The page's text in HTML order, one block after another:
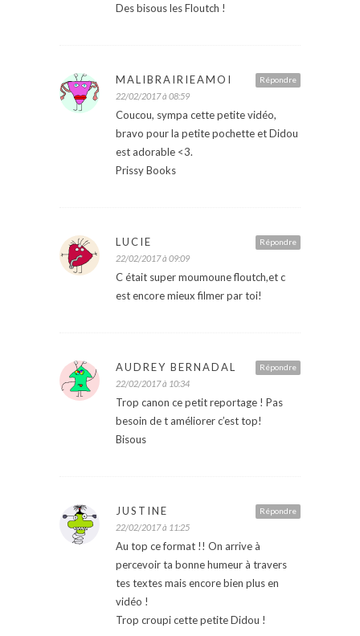
Des bisous les Floutch !
Répondre
MALIBRAIRIEAMOI
22/02/2017 à 08:59
Coucou, sympa cette petite vidéo,
bravo pour la petite pochette et Didou
est adorable <3.
Prissy Books
Répondre
LUCIE
22/02/2017 à 09:09
C était super moumoune floutch,et c
est encore mieux filmer par toi!
Répondre
AUDREY BERNADAL
22/02/2017 à 10:34
Trop canon ce petit reportage ! Pas
besoin de t améliorer c’est top!
Bisous
Répondre
JUSTINE
22/02/2017 à 11:25
Au top ce format !! On arrive à
percevoir ta bonne humeur à travers
tes textes mais encore bien plus en
vidéo !
Trop croupi cette petite Didou !